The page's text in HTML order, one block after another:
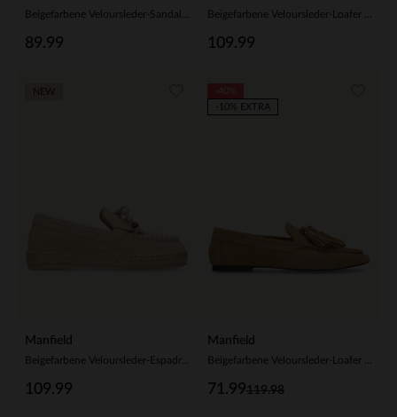
89.99 109.99
Manfield
109.99
Manfield
119.98
71.99
-10% EXTRA